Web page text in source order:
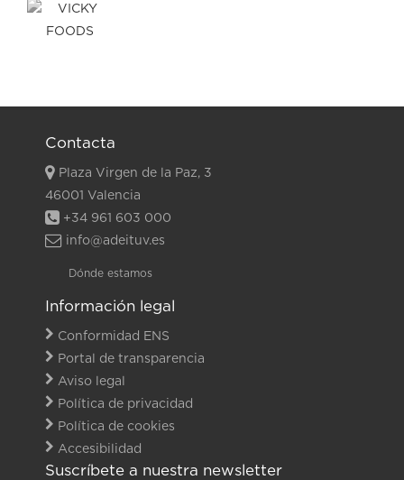
Contacta
Plaza Virgen de la Paz, 3
46001 Valencia
+34 961 603 000
info@adeituv.es
Dónde estamos
Información legal
Conformidad ENS
Portal de transparencia
Aviso legal
Política de privacidad
Política de cookies
Accesibilidad
Suscríbete a nuestra newsletter